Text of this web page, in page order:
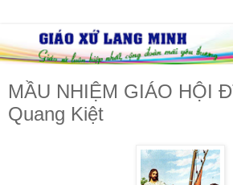
MẦU NHIỆM GIÁO HỘI
Quang Kiệt